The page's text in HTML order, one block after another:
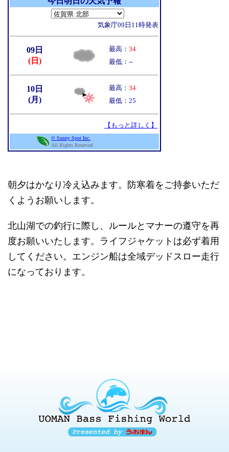
朝夕はかなり冷え込みます。防寒着をご持参いただ
くようお願いします。
北山湖での釣行に際し、ルールとマナーの遵守を再
度お願いいたします。ライフジャケットは必ず着用
してください。エンジン船は全域デッドスロー走行
になっております。